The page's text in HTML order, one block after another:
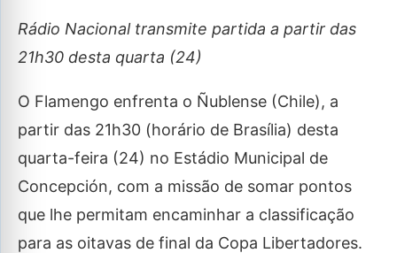
Rádio Nacional transmite partida a partir das
21h30 desta quarta (24)
O Flamengo enfrenta o Ñublense (Chile), a
partir das 21h30 (horário de Brasília) desta
quarta-feira (24) no Estádio Municipal de
Concepción, com a missão de somar pontos
que lhe permitam encaminhar a classificação
para as oitavas de final da Copa Libertadores.